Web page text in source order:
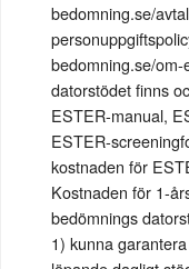
bedomning.se/
bedomning.se/
datorstödet finns
ESTER-manual,
ESTER-
kostnaden för
Kostnaden för 1-
bedömnings
1) kunna